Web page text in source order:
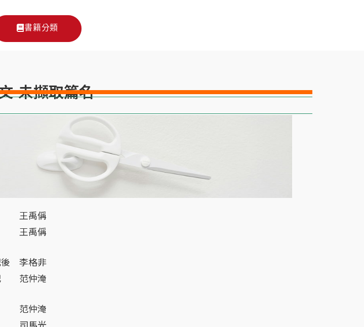
書籍分類
-未擷取篇名
王禹偁
王禹偁
後 李格非
范仲淹
范仲淹